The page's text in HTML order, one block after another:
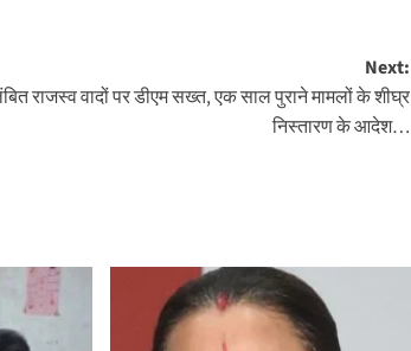
Next:
राजस्व वादों पर डीएम सख्त, एक साल पुराने मामलों के शीघ्र
निस्तारण के आदेश…